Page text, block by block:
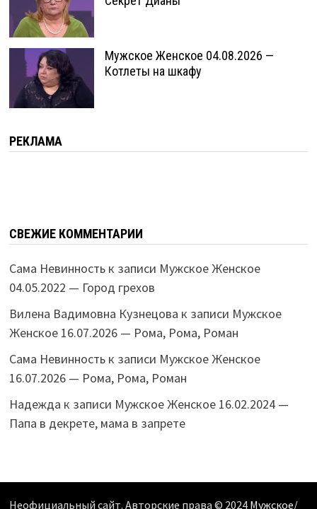
Мужское Женское 04.08.2026 —
Котлеты на шкафу
РЕКЛАМА
СВЕЖИЕ КОММЕНТАРИИ
Сама Невинностьк записи Мужское Женское
04.05.2022 — Город грехов
Вилена Вадимовна Кузнецова к записи Мужское
Женское 16.07.2026 — Рома, Рома, Роман
Сама Невинностьк записи Мужское Женское
16.07.2026 — Рома, Рома, Роман
Надежда к записи Мужское Женское 16.02.2024 —
Папа в декрете, мама в запрете
Неофициальный сайт. Авторские права © 2024 Мужское/